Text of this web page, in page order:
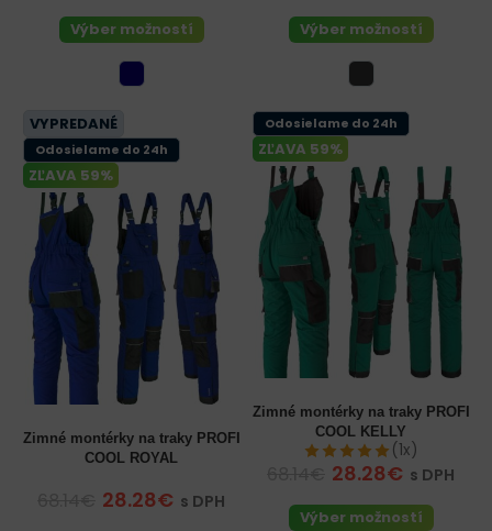
Výber možností Výber možností
ZĽAVA 59%
Odosielame do 24h
VYPREDANÉ
Zimné montérky na traky PROFI
COOL ROYAL
28.28€ s DPH
ZĽAVA 59%
Odosielame do 24h
Zimné montérky na traky PROFI
COOL KELLY
(1x)
28.28€ s DPH
Výber možností